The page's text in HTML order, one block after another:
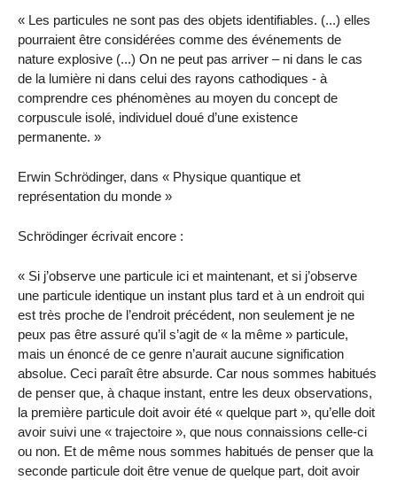
« Les particules ne sont pas des objets identifiables. (...) elles
pourraient être considérées comme des événements de
nature explosive (...) On ne peut pas arriver – ni dans le cas
de la lumière ni dans celui des rayons cathodiques - à
comprendre ces phénomènes au moyen du concept de
corpuscule isolé, individuel doué d’une existence
permanente. »
Erwin Schrödinger, dans « Physique quantique et
représentation du monde »
Schrödinger écrivait encore :
« Si j’observe une particule ici et maintenant, et si j’observe
une particule identique un instant plus tard et à un endroit qui
est très proche de l’endroit précédent, non seulement je ne
peux pas être assuré qu’il s’agit de « la même » particule,
mais un énoncé de ce genre n’aurait aucune signification
absolue. Ceci paraît être absurde. Car nous sommes habitués
de penser que, à chaque instant, entre les deux observations,
la première particule doit avoir été « quelque part », qu’elle doit
avoir suivi une « trajectoire », que nous connaissions celle-ci
ou non. Et de même nous sommes habitués de penser que la
seconde particule doit être venue de quelque part, doit avoir